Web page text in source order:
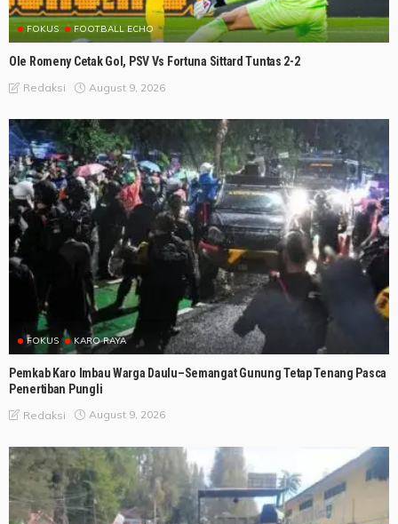
FOKUS FOOTBALL ECHO
Ole Romeny Cetak Gol, PSV Vs Fortuna Sittard Tuntas 2-2
Redaksi August 9, 2026
FOKUS KARO RAYA
Pemkab Karo Imbau Warga Daulu–Semangat Gunung Tetap Tenang Pasca
Penertiban Pungli
Redaksi August 9, 2026